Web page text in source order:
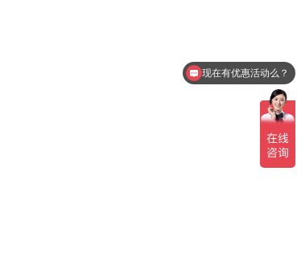
现在有优惠活动么？